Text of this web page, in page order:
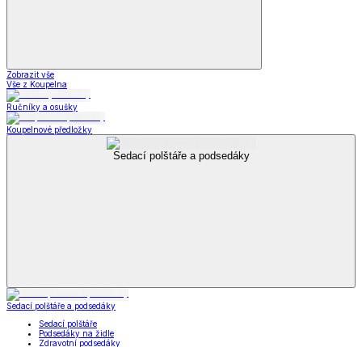
Zobrazit vše
Vše z Koupelna
Ručníky a osušky
Koupelnové předložky
Sedací polštáře a podsedáky
Sedací polštáře a podsedáky
Sedací polštáře
Podsedáky na židle
Zdravotní podsedáky